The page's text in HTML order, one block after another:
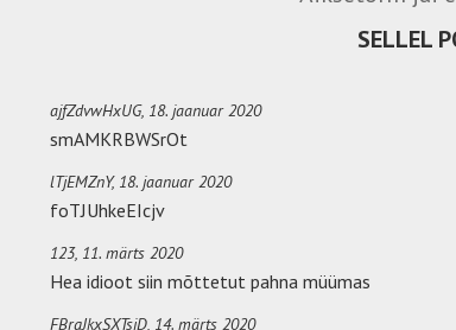
SELLEL
ajfZdvwHxUG, 18. jaanuar 2020
smAMKRBWSrOt
lTjEMZnY, 18. jaanuar 2020
foTJUhkeEIcjv
123, 11. märts 2020
Hea idioot siin mõttetut pahna müümas
FBrgJkxSXTsjD, 14. märts 2020